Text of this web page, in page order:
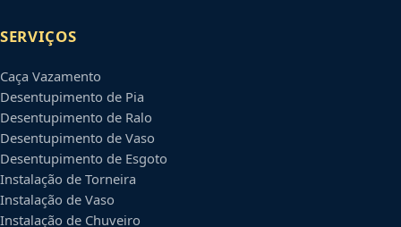
SERVIÇOS
Caça Vazamento
Desentupimento de Pia
Desentupimento de Ralo
Desentupimento de Vaso
Desentupimento de Esgoto
Instalação de Torneira
Instalação de Vaso
Instalação de Chuveiro